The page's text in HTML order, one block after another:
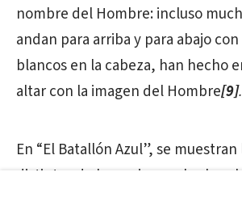
nombre del Hombre: incluso
andan para arriba y para abajo
blancos en la cabeza, han hecho
altar con la imagen del Hombre[9].
En “El Batallón Azul”, se
distintos de las mujeres y los